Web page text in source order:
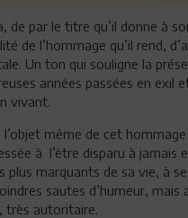
de par le titre qu’il donne à
de l’hommage qu’il rend,
Un ton qui souligne la
années passées en exil
vivant.
l’objet même de cet
à l’être disparu à
plus marquants de sa vie, à
sautes d’humeur,
très autoritaire.